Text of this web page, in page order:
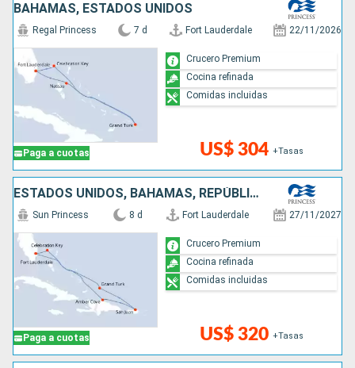
BAHAMAS, ESTADOS UNIDOS
Paga a cuotas
Regal Princess 7 d Fort Lauderdale 22/11/2026
US$ 304 +Tasas
Crucero Premium
Cocina refinada
Comidas incluidas
ESTADOS UNIDOS, BAHAMAS, REPÚBLICA DOMINICANA, PUERTO RICO
Paga a cuotas
Sun Princess 8 d Fort Lauderdale 27/11/2027
US$ 320 +Tasas
Crucero Premium
Cocina refinada
Comidas incluidas